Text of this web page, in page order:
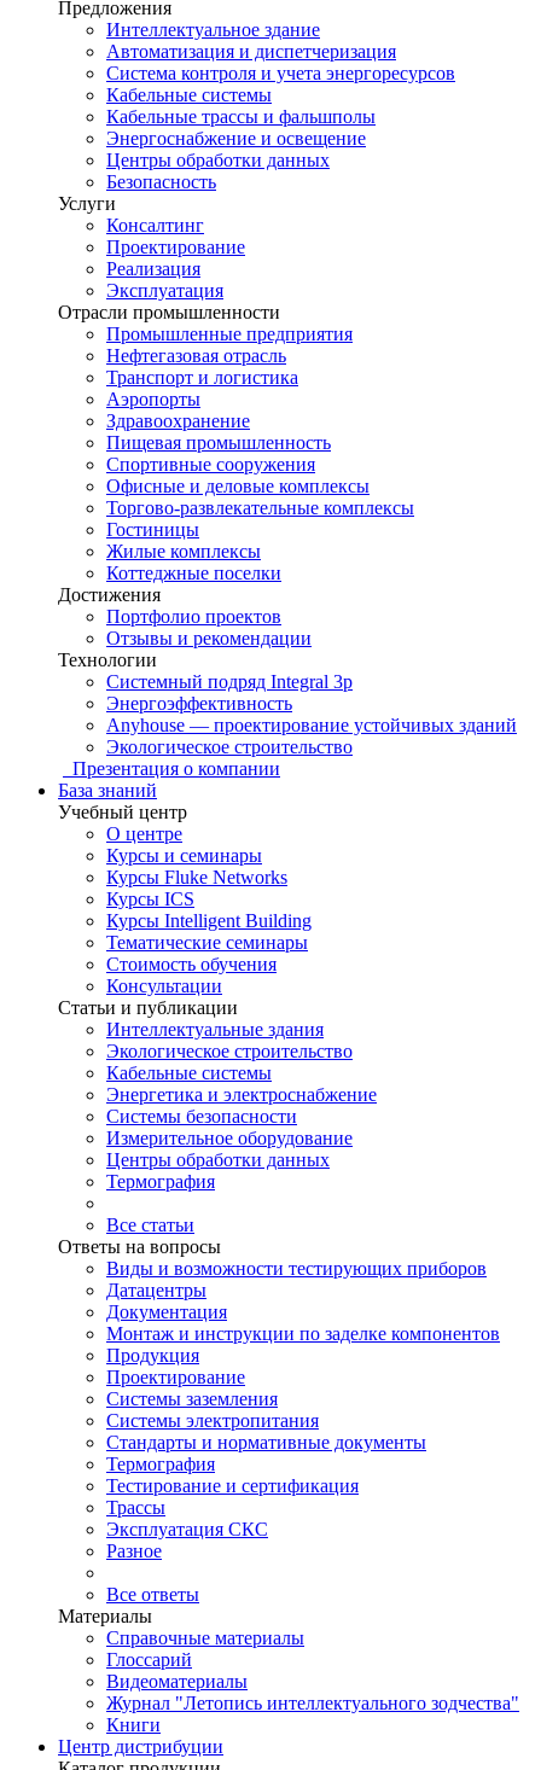
Предложения
Интеллектуальное здание
Автоматизация и диспетчеризация
Система контроля и учета энергоресурсов
Кабельные системы
Кабельные трассы и фальшполы
Энергоснабжение и освещение
Центры обработки данных
Безопасность
Услуги
Консалтинг
Проектирование
Реализация
Эксплуатация
Отрасли промышленности
Промышленные предприятия
Нефтегазовая отрасль
Транспорт и логистика
Аэропорты
Здравоохранение
Пищевая промышленность
Спортивные сооружения
Офисные и деловые комплексы
Торгово-развлекательные комплексы
Гостиницы
Жилые комплексы
Коттеджные поселки
Достижения
Портфолио проектов
Отзывы и рекомендации
Технологии
Системный подряд Integral 3p
Энергоэффективность
Anyhouse — проектирование устойчивых зданий
Экологическое строительство
Презентация о компании
База знаний
Учебный центр
О центре
Курсы и семинары
Курсы Fluke Networks
Курсы ICS
Курсы Intelligent Building
Тематические семинары
Стоимость обучения
Консультации
Статьи и публикации
Интеллектуальные здания
Экологическое строительство
Кабельные системы
Энергетика и электроснабжение
Системы безопасности
Измерительное оборудование
Центры обработки данных
Термография
Все статьи
Ответы на вопросы
Виды и возможности тестирующих приборов
Датацентры
Документация
Монтаж и инструкции по заделке компонентов
Продукция
Проектирование
Системы заземления
Системы электропитания
Стандарты и нормативные документы
Термография
Тестирование и сертификация
Трассы
Эксплуатация СКС
Разное
Все ответы
Материалы
Справочные материалы
Глоссарий
Видеоматериалы
Журнал "Летопись интеллектуального зодчества"
Книги
Центр дистрибуции